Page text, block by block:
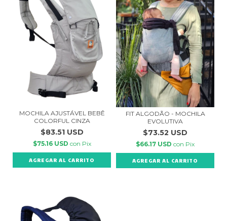
MOCHILA AJUSTÁVEL BEBÊ
COLORFUL CINZA
$83.51 USD
$75.16 USD con Pix
FIT ALGODÃO - MOCHILA
EVOLUTIVA
$73.52 USD
$66.17 USD con Pix